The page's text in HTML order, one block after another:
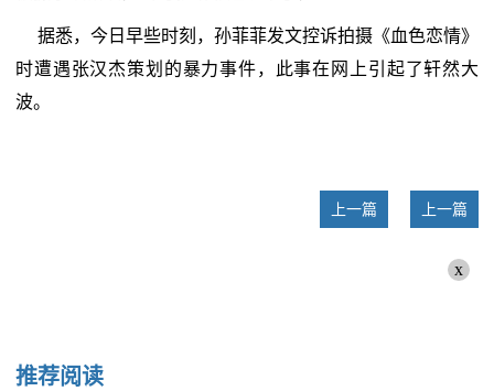
据悉，今日早些时刻，孙菲菲发文控诉拍摄《血色恋情》
时遭遇张汉杰策划的暴力事件，此事在网上引起了轩然大
波。
上一篇 上一篇
x
推荐阅读